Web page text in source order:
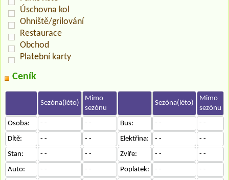
Úschovna kol
Ohniště/grilování
Restaurace
Obchod
Platební karty
Ceník
Sezóna(léto)
Mimo
sezónu
Sezóna(léto)
Mimo
sezónu
Osoba:
- - - - Bus: - -
- -
Dítě:
- - - - Elektřina: - -
- -
Stan:
- - - - Zvíře: - -
- -
Auto:
- - - - Poplatek: - -
- -